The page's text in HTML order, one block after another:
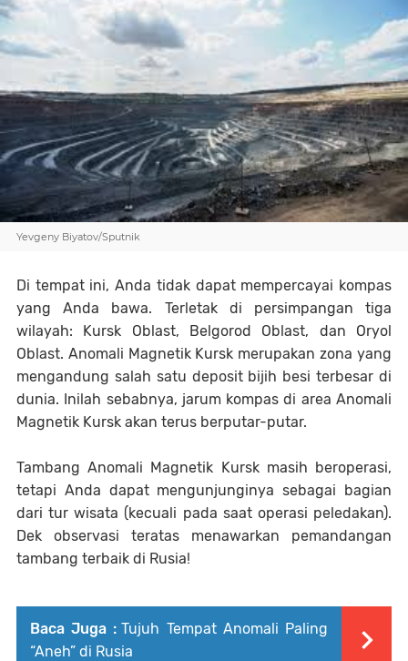
Yevgeny Biyatov/Sputnik
Di tempat ini, Anda tidak dapat mempercayai kompas
yang Anda bawa. Terletak di persimpangan tiga
wilayah: Kursk Oblast, Belgorod Oblast, dan Oryol
Oblast. Anomali Magnetik Kursk merupakan zona yang
mengandung salah satu deposit bijih besi terbesar di
dunia. Inilah sebabnya, jarum kompas di area Anomali
Magnetik Kursk akan terus berputar-putar.
Tambang Anomali Magnetik Kursk masih beroperasi,
tetapi Anda dapat mengunjunginya sebagai bagian
dari tur wisata (kecuali pada saat operasi peledakan).
Dek observasi teratas menawarkan pemandangan
tambang terbaik di Rusia!
Baca Juga : Tujuh Tempat Anomali Paling
“Aneh” di Rusia